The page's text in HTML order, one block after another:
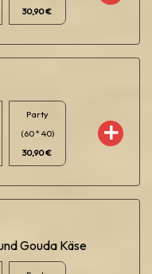
30,90 €
Party
(60 * 40)
30,90 €
Gouda Käse